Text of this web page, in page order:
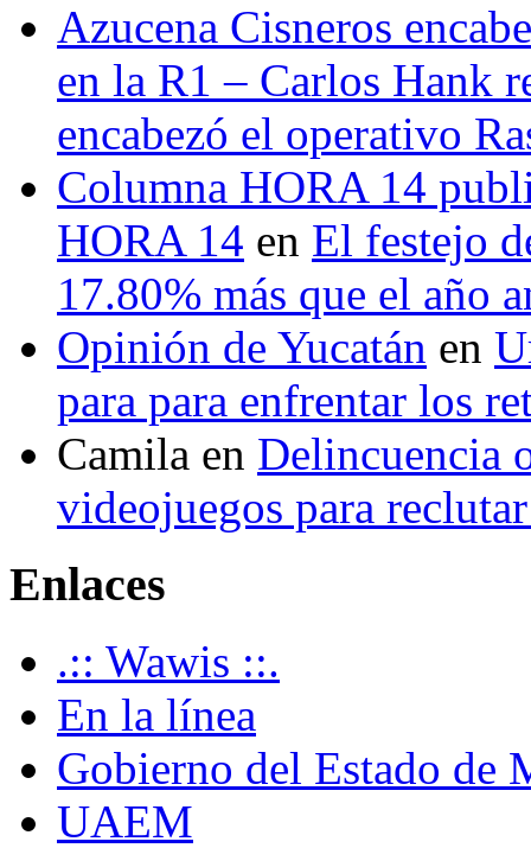
Azucena Cisneros
en la R1 – Carlos Hank
encabezó el operativo
Columna HORA 14
HORA 14 en El festejo
17.80% más que el año
Opinión de Yucatán en
para para enfrentar los
Camila en Delincuencia
videojuegos para
Enlaces
.:: Wawis ::.
En la línea
Gobierno del Estado de
UAEM